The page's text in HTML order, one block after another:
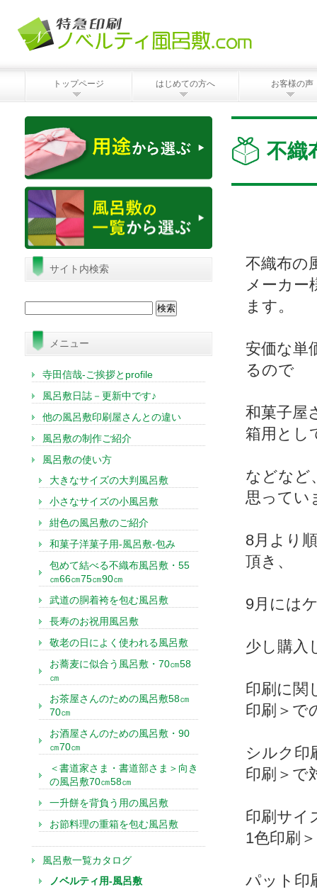
トップページ はじめての方へ お客様の声
不織
不織布の
メーカー
ます。
安価な単
るので
和菓子屋
箱用とし
などなど
思ってい
8月より
頂き、
9月には
少し購入
印刷に関
印刷＞で
シルク印
印刷＞で
印刷サイ
1色印刷
パット印
サイト内検索
メニュー
寺田信哉-ご挨拶とprofile
風呂敷日誌－更新中です♪
他の風呂敷印刷屋さんとの違い
風呂敷の制作ご紹介
風呂敷の使い方
大きなサイズの大判風呂敷
小さなサイズの小風呂敷
紺色の風呂敷のご紹介
和菓子洋菓子用-風呂敷-包み
包めて結べる不織布風呂敷・55
㎝66㎝75㎝90㎝
武道の胴着袴を包む風呂敷
長寿のお祝用風呂敷
敬老の日によく使われる風呂敷
お蕎麦に似合う風呂敷・70㎝58
㎝
お茶屋さんのための風呂敷58㎝
70㎝
お酒屋さんのための風呂敷・90
㎝70㎝
＜書道家さま・書道部さま＞向き
の風呂敷70㎝58㎝
一升餅を背負う用の風呂敷
お節料理の重箱を包む風呂敷
風呂敷一覧カタログ
ノベルティ用-風呂敷